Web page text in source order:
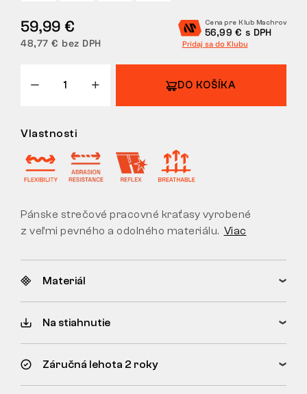
59,99 €
48,77 € bez DPH
Cena pre Klub Machrov
56,99 € s DPH
Pridaj sa do Klubu
DO KOŠÍKA
Vlastnosti
Pánske strečové pracovné kraťasy vyrobené
z veľmi pevného a odolného materiálu. Viac
Materiál
Na stiahnutie
Záručná lehota 2 roky